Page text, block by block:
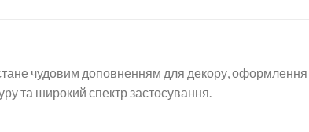
чудовим доповненням для декору, оформлення
та широкий спектр застосування.